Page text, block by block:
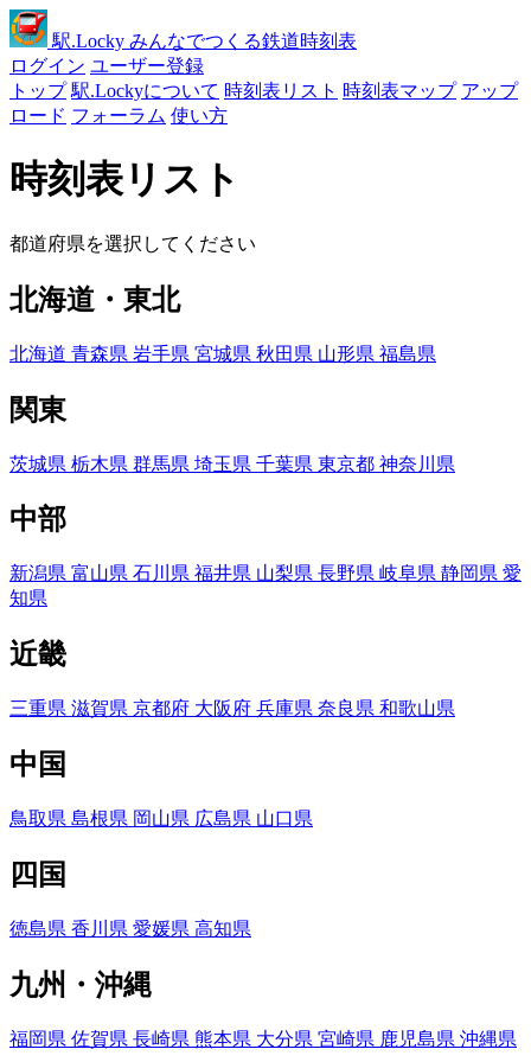
駅.Locky みんなでつくる鉄道時刻表
ログイン ユーザー登録
トップ 駅.Lockyについて 時刻表リスト 時刻表マップ アップ
ロード フォーラム 使い方
時刻表リスト
都道府県を選択してください
北海道・東北
北海道 青森県 岩手県 宮城県 秋田県 山形県 福島県
関東
茨城県 栃木県 群馬県 埼玉県 千葉県 東京都 神奈川県
中部
新潟県 富山県 石川県 福井県 山梨県 長野県 岐阜県 静岡県 愛
知県
近畿
三重県 滋賀県 京都府 大阪府 兵庫県 奈良県 和歌山県
中国
鳥取県 島根県 岡山県 広島県 山口県
四国
徳島県 香川県 愛媛県 高知県
九州・沖縄
福岡県 佐賀県 長崎県 熊本県 大分県 宮崎県 鹿児島県 沖縄県